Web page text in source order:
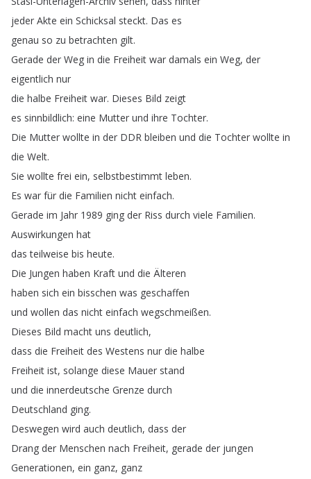
jeder Akte ein Schicksal steckt. Das es
genau so zu betrachten gilt.
Gerade der Weg in die Freiheit war damals ein Weg, der
eigentlich nur
die halbe Freiheit war. Dieses Bild zeigt
es sinnbildlich: eine Mutter und ihre Tochter.
Die Mutter wollte in der DDR bleiben und die Tochter wollte in
die Welt.
Sie wollte frei ein, selbstbestimmt leben.
Es war für die Familien nicht einfach.
Gerade im Jahr 1989 ging der Riss durch viele Familien.
Auswirkungen hat
das teilweise bis heute.
Die Jungen haben Kraft und die Älteren
haben sich ein bisschen was geschaffen
und wollen das nicht einfach wegschmeißen.
Dieses Bild macht uns deutlich,
dass die Freiheit des Westens nur die halbe
Freiheit ist, solange diese Mauer stand
und die innerdeutsche Grenze durch
Deutschland ging.
Deswegen wird auch deutlich, dass der
Drang der Menschen nach Freiheit, gerade der jungen
Generationen, ein ganz, ganz